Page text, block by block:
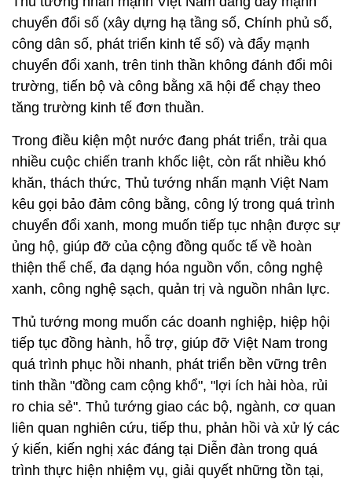
chuyển đổi số (xây dựng hạ tầng số, Chính phủ số,
công dân số, phát triển kinh tế số) và đẩy mạnh
chuyển đổi xanh, trên tinh thần không đánh đổi môi
trường, tiến bộ và công bằng xã hội để chạy theo
tăng trường kinh tế đơn thuần.
Trong điều kiện một nước đang phát triển, trải qua
nhiều cuộc chiến tranh khốc liệt, còn rất nhiều khó
khăn, thách thức, Thủ tướng nhấn mạnh Việt Nam
kêu gọi bảo đảm công bằng, công lý trong quá trình
chuyển đổi xanh, mong muốn tiếp tục nhận được sự
ủng hộ, giúp đỡ của cộng đồng quốc tế về hoàn
thiện thể chế, đa dạng hóa nguồn vốn, công nghệ
xanh, công nghệ sạch, quản trị và nguồn nhân lực.
Thủ tướng mong muốn các doanh nghiệp, hiệp hội
tiếp tục đồng hành, hỗ trợ, giúp đỡ Việt Nam trong
quá trình phục hồi nhanh, phát triển bền vững trên
tinh thần "đồng cam cộng khổ", "lợi ích hài hòa, rủi
ro chia sẻ". Thủ tướng giao các bộ, ngành, cơ quan
liên quan nghiên cứu, tiếp thu, phản hồi và xử lý các
ý kiến, kiến nghị xác đáng tại Diễn đàn trong quá
trình thực hiện nhiệm vụ, giải quyết những tồn tại,